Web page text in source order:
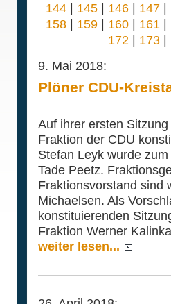
144| 145| 146| 147|
158| 159| 160| 161 |
172 | 173|
9. Mai 2018:
Plöner CDU-
Auf ihrer ersten
Fraktion der CDU
Stefan Leyk wurde
Tade Peetz.
Fraktionsvorstand sind
Michaelsen. Als
konstituierenden
Fraktion Werner
weiter lesen...